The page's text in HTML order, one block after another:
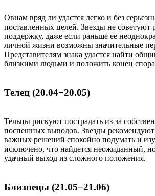
Овнам вряд ли удастся легко и без
поставленных целей. Звезды не советуют
поддержку, даже если раньше ее
личной жизни возможны значительные
Представителям знака удастся найти
близкими людьми и положить конец
Телец (20.04−20.05)
Тельцы рискуют пострадать из-за
поспешных выводов. Звезды
важных решений спокойно подумать и
исключено, что найдется неожиданный,
удачный выход из сложного положения.
Близнецы (21.05−21.06)